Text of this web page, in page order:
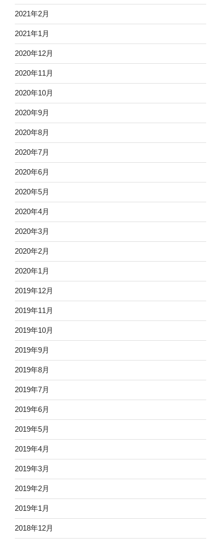
2021年2月
2021年1月
2020年12月
2020年11月
2020年10月
2020年9月
2020年8月
2020年7月
2020年6月
2020年5月
2020年4月
2020年3月
2020年2月
2020年1月
2019年12月
2019年11月
2019年10月
2019年9月
2019年8月
2019年7月
2019年6月
2019年5月
2019年4月
2019年3月
2019年2月
2019年1月
2018年12月